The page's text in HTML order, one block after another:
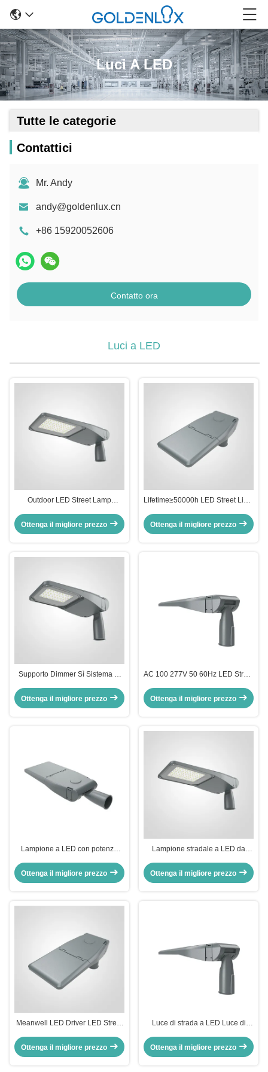
Luci A LED
Tutte le categorie
Contattici
Mr. Andy
andy@goldenlux.cn
+86 15920052606
Contatto ora
Luci a LED
Outdoor LED Street Lamp
for Street Road Lighting and
Commercial Outdoor Spaces
Ottenga il migliore prezzo
Lifetime≥50000h LED Street Light
Lasting Outdoor Lighting Ideal for
City Streets and Public Areas
Ottenga il migliore prezzo
Supporto Dimmer Sì Sistema di
Lampione stradale a LED con
facile installazione e
Ottenga il migliore prezzo
AC 100 277V 50 60Hz LED Street
150LPW Efficienza Perfetta per
l'illuminazione urbana
Ottenga il migliore prezzo
Lampione a LED con potenza
Light per ottimizzare il consumo
Ottenga il migliore prezzo
Lampione stradale a LED da
m, che offre un'efficienza di
150LPW, perfetto per progetti di
Ottenga il migliore prezzo
Meanwell LED Driver LED Street
luminosa e fattore di potenza PF0
9 Adatto all'illuminazione stradale
Ottenga il migliore prezzo
Luce di strada a LED Luce di
protezione IP65 per prestazioni di
illuminazione stradale esterna e
Ottenga il migliore prezzo